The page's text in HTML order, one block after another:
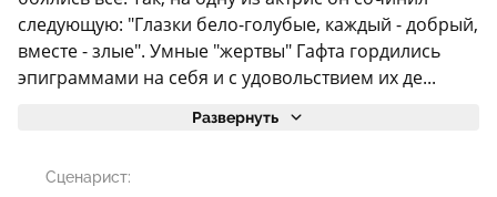
следующую: "Глазки бело-голубые, каждый - добрый,
вместе - злые". Умные "жертвы" Гафта гордились
эпиграммами на себя и с удовольствием их де...
Развернуть
Сценарист: